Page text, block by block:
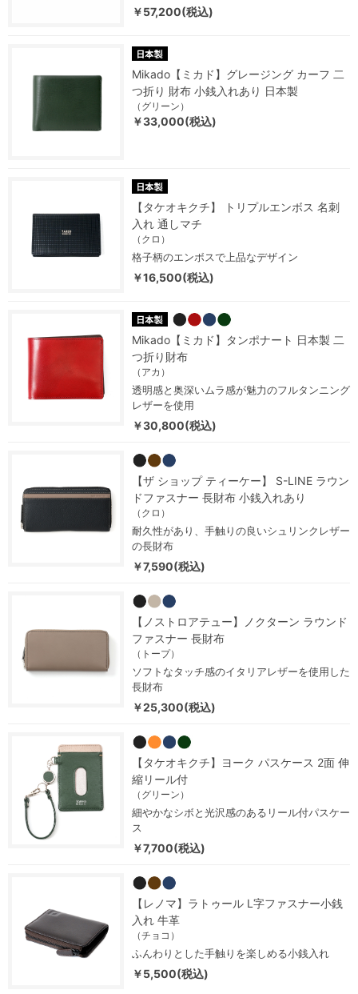
￥57,200(税込)
Mikado【ミカド】グレージング カーフ 二
つ折り 財布 小銭入れあり 日本製
（グリーン）
￥33,000(税込)
【タケオキクチ】 トリプルエンボス 名刺
入れ 通しマチ
（クロ）
格子柄のエンボスで上品なデザイン
￥16,500(税込)
Mikado【ミカド】タンポナート 日本製 二
つ折り財布
（アカ）
透明感と奥深いムラ感が魅力のフルタンニング
レザーを使用
￥30,800(税込)
【ザ ショップ ティーケー】 S-LINE ラウン
ドファスナー 長財布 小銭入れあり
（クロ）
耐久性があり、手触りの良いシュリンクレザー
の長財布
￥7,590(税込)
【ノストロアテュー】ノクターン ラウンド
ファスナー 長財布
（トープ）
ソフトなタッチ感のイタリアレザーを使用した
長財布
￥25,300(税込)
【タケオキクチ】ヨーク パスケース 2面 伸
縮リール付
（グリーン）
細やかなシボと光沢感のあるリール付パスケー
ス
￥7,700(税込)
【レノマ】ラトゥール L字ファスナー小銭
入れ 牛革
（チョコ）
ふんわりとした手触りを楽しめる小銭入れ
￥5,500(税込)